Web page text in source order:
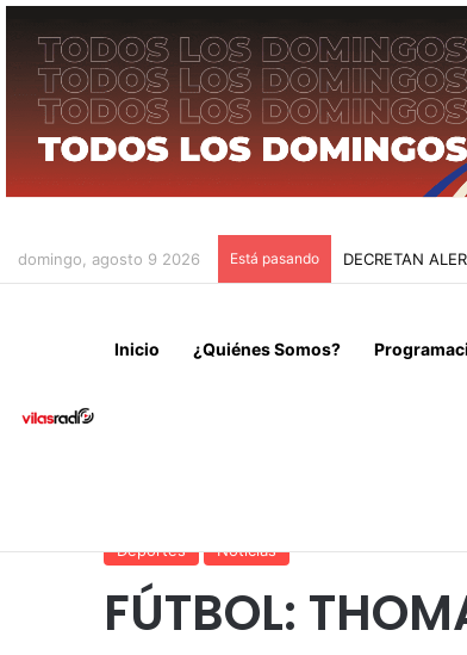
domingo, agosto 9 2026 Está pasando IRÁN
Inicio ¿Quiénes Somos?
Deportes Noticias
FÚTBOL: